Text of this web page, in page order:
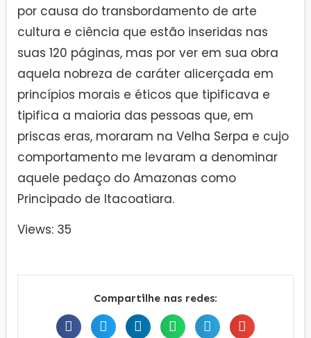
por causa do transbordamento de arte
cultura e ciência que estão inseridas nas
suas 120 páginas, mas por ver em sua obra
aquela nobreza de caráter alicerçada em
princípios morais e éticos que tipificava e
tipifica a maioria das pessoas que, em
priscas eras, moraram na Velha Serpa e cujo
comportamento me levaram a denominar
aquele pedaço do Amazonas como
Principado de Itacoatiara.
Views: 35
Compartilhe nas redes: